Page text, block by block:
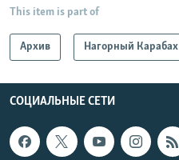
This item is part of
Архив Нагорный Карабах
СОЦИАЛЬНЫЕ СЕТИ